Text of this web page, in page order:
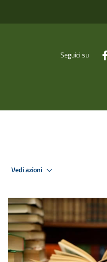
Seguici su
Vedi azioni